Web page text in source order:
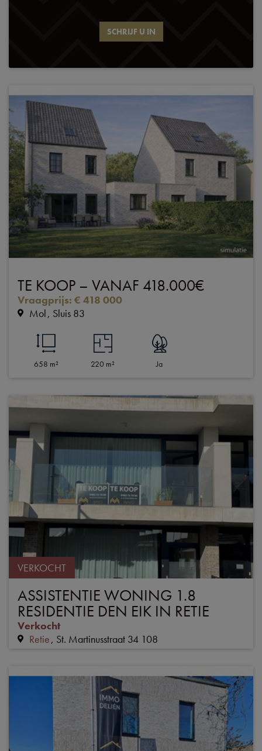
SCHRIJF U IN
TE KOOP – VANAF 418.000€
Vraagprijs: € 418 000
Mol Sluis 83
658 m² 220 m² Ja
VERKOCHT
ASSISTENTIE WONING 1.8
RESIDENTIE DEN EIK IN RETIE
Verkocht
Retie St. Martinusstraat 34 108